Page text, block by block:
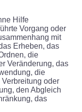
Hilfe
Vorgang oder
mit
Erheben, das
die
Veränderung, das
die
oder
den Abgleich
das